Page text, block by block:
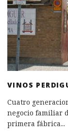
VINOS
Cuatro
negocio familiar
primera fábrica...